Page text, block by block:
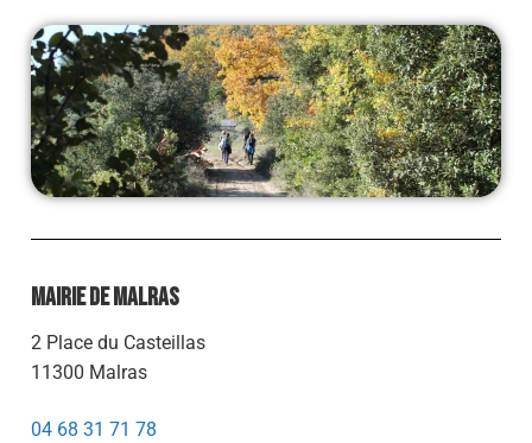
Mairie de Malras
2 Place du Casteillas
11300 Malras
04 68 31 71 78